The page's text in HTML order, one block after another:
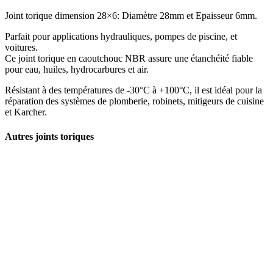
Joint torique dimension 28×6: Diamètre 28mm et Epaisseur 6mm.
Parfait pour applications hydrauliques, pompes de piscine, et
voitures.
Ce joint torique en caoutchouc NBR assure une étanchéité fiable
pour eau, huiles, hydrocarbures et air.
Résistant à des températures de -30°C à +100°C, il est idéal pour la
réparation des systèmes de plomberie, robinets, mitigeurs de cuisine
et Karcher.
Autres joints toriques